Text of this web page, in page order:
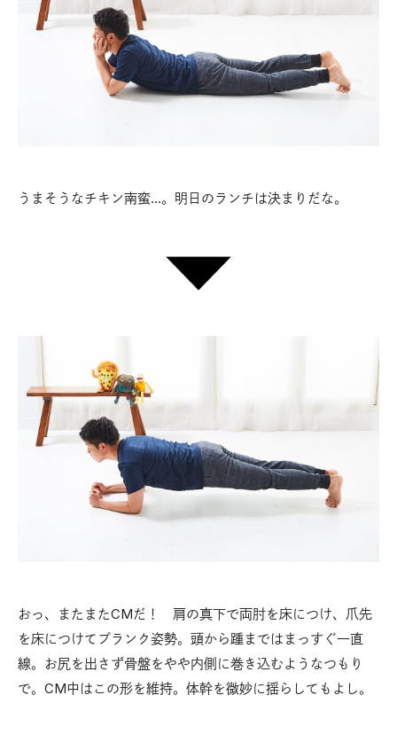
うまそうなチキン南蛮…。明日のランチは決まりだな。
おっ、またまたCMだ！ 肩の真下で両肘を床につけ、爪先
を床につけてプランク姿勢。頭から踵まではまっすぐ一直
線。お尻を出さず骨盤をやや内側に巻き込むようなつもり
で。CM中はこの形を維持。体幹を微妙に揺らしてもよし。